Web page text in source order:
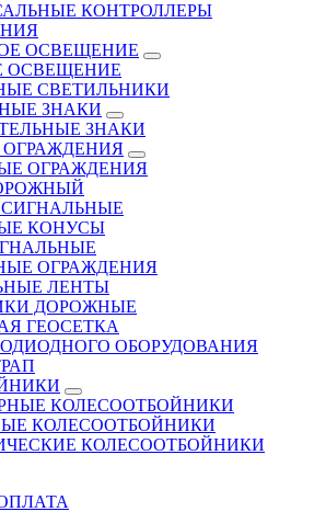
КОНТРОЛЛЕРЫ
ОСВЕЩЕНИЕ
ОСВЕЩЕНИЕ
СВЕТИЛЬНИКИ
ЗНАКИ
ЗНАКИ
ОГРАЖДЕНИЯ
КОНУСЫ
ОГРАЖДЕНИЯ
ЛЕНТЫ
ДОРОЖНЫЕ
ГЕОСЕТКА
ОБОРУДОВАНИЯ
КОЛЕСООТБОЙНИКИ
КОЛЕСООТБОЙНИКИ
КОЛЕСООТБОЙНИКИ